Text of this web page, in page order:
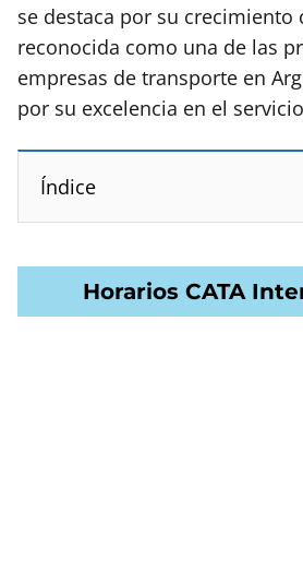
se destaca por su crecimiento
reconocida como una de las
empresas de transporte en
por su excelencia en el
Índice
Horarios CATA